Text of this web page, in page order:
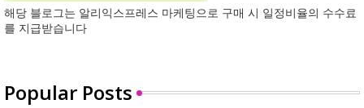
해당 블로그는 알리익스프레스 마케팅으로 구매 시 일정비율의 수수료
를 지급받습니다
Popular Posts